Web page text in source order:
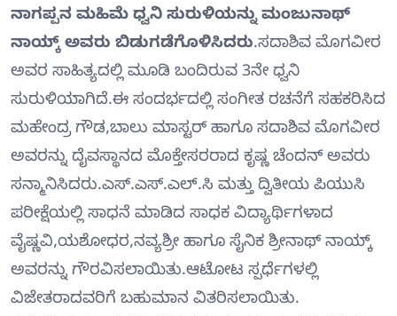
ನಾಗಪ್ಪನ ಮಹಿಮೆ ಧ್ವನಿ ಸುರುಳಿಯನ್ನು ಮಂಜುನಾಥ್
ನಾಯ್ಕ್ ಅವರು ಬಿಡುಗಡೆಗೊಳಿಸಿದರು.ಸದಾಶಿವ ಮೊಗವೀರ
ಅವರ ಸಾಹಿತ್ಯದಲ್ಲಿ ಮೂಡಿ ಬಂದಿರುವ 3ನೇ ಧ್ವನಿ
ಸುರುಳಿಯಾಗಿದೆ.ಈ ಸಂದರ್ಭದಲ್ಲಿ ಸಂಗೀತ ರಚನೆಗೆ ಸಹಕರಿಸಿದ
ಮಹೇಂದ್ರ ಗೌಡ,ಬಾಲು ಮಾಸ್ಟರ್ ಹಾಗೂ ಸದಾಶಿವ ಮೊಗವೀರ
ಅವರನ್ನು ದೈವಸ್ಥಾನದ ಮೊಕ್ತೇಸರರಾದ ಕೃಷ್ಣ ಚೆಂದನ್ ಅವರು
ಸನ್ಮಾನಿಸಿದರು.ಎಸ್.ಎಸ್.ಎಲ್.ಸಿ ಮತ್ತು ದ್ವಿತೀಯ ಪಿಯುಸಿ
ಪರೀಕ್ಷೆಯಲ್ಲಿ ಸಾಧನೆ ಮಾಡಿದ ಸಾಧಕ ವಿದ್ಯಾರ್ಥಿಗಳಾದ
ವೈಷ್ಣವಿ,ಯಶೋಧರ,ನವ್ಯಶ್ರೀ ಹಾಗೂ ಸೈನಿಕ ಶ್ರೀನಾಥ್ ನಾಯ್ಕ್
ಅವರನ್ನು ಗೌರವಿಸಲಾಯಿತು.ಆಟೋಟ ಸ್ಪರ್ಧೆಗಳಲ್ಲಿ
ವಿಜೇತರಾದವರಿಗೆ ಬಹುಮಾನ ವಿತರಿಸಲಾಯಿತು.